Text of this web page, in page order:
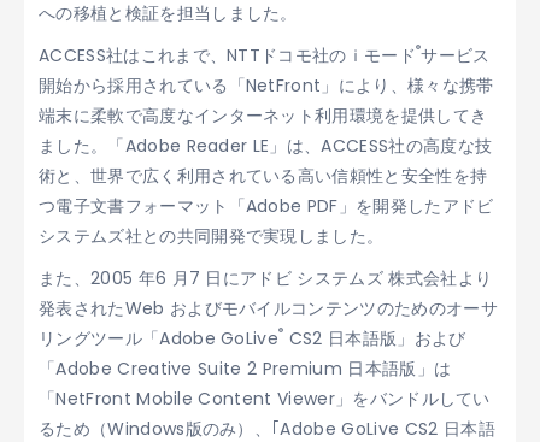
への移植と検証を担当しました。
ACCESS社はこれまで、NTTドコモ社のｉモード®サービス
開始から採用されている「NetFront」により、様々な携帯
端末に柔軟で高度なインターネット利用環境を提供してき
ました。「Adobe Reader LE」は、ACCESS社の高度な技
術と、世界で広く利用されている高い信頼性と安全性を持
つ電子文書フォーマット「Adobe PDF」を開発したアドビ
システムズ社との共同開発で実現しました。
また、2005 年6 月7 日にアドビ システムズ 株式会社より
発表されたWeb およびモバイルコンテンツのためのオーサ
リングツール「Adobe GoLive® CS2 日本語版」および
「Adobe Creative Suite 2 Premium 日本語版」は
「NetFront Mobile Content Viewer」をバンドルしてい
るため（Windows版のみ）、｢Adobe GoLive CS2 日本語